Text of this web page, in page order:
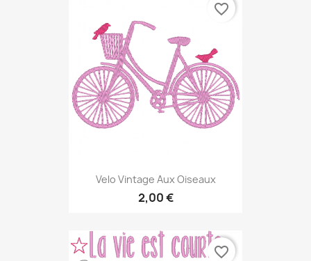
Velo Vintage Aux Oiseaux
2,00 €
favorite_border
favorite_border